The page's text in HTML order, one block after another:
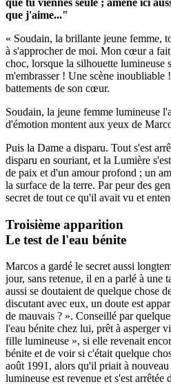
que j'aime..."
« Soudain, la brillante jeune femme,
à s'approcher de moi. Mon cœur a
choc, lorsque la silhouette lumineuse
m'embrasser ! Une scène inoubliable
battements de son cœur.
Soudain, la jeune femme lumineuse
d'émotion montent aux yeux de
Puis la Dame a disparu. Tout s'est
disparu en souriant, et la Lumière
de paix et d'un amour profond ; un
la surface de la terre. Par peur des
secret de tout ce qu'il avait vu et
Troisième apparition
Le test de l'eau bénite
Marcos a gardé le secret aussi
jour, sans retenue, il en a parlé à une
aussi se doutaient de quelque chose
discutant avec eux, un doute est
de mauvais ? ». Conseillé par
l'eau bénite chez lui, prêt à asperger
fille lumineuse », si elle revenait
bénite et de voir si c'était quelque
août 1991, alors qu'il priait à
lumineuse est revenue et s'est